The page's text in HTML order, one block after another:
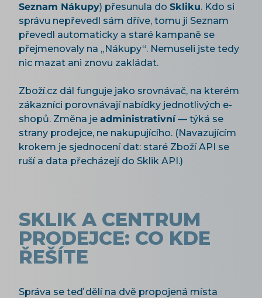
Seznam Nákupy) přesunula do Skliku. Kdo si
správu nepřevedl sám dříve, tomu ji Seznam
převedl automaticky a staré kampaně se
přejmenovaly na „Nákupy“. Nemuseli jste tedy
nic mazat ani znovu zakládat.
Zboží.cz dál funguje jako srovnávač, na kterém
zákazníci porovnávají nabídky jednotlivých e-
shopů. Změna je administrativní— týká se
strany prodejce, ne nakupujícího. (Navazujícím
krokem je sjednocení dat: staré Zboží API se
ruší a data přecházejí do Sklik API.)
SKLIK A CENTRUM
PRODEJCE: CO KDE
ŘEŠÍTE
Správa se teď dělí na dvě propojená místa